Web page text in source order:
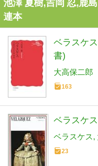
池澤 夏樹,吉岡 忍,鹿
連本
ベラスケ
書)
大高保二郎
163
ベラスケ
ベラスケス
23